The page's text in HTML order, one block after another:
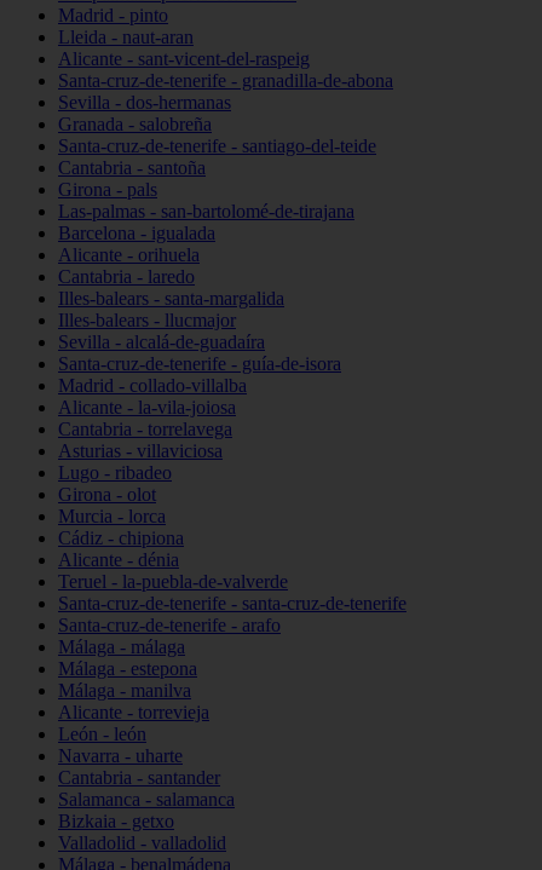
Madrid - pinto
Lleida - naut-aran
Alicante - sant-vicent-del-raspeig
Santa-cruz-de-tenerife - granadilla-de-abona
Sevilla - dos-hermanas
Granada - salobreña
Santa-cruz-de-tenerife - santiago-del-teide
Cantabria - santoña
Girona - pals
Las-palmas - san-bartolomé-de-tirajana
Barcelona - igualada
Alicante - orihuela
Cantabria - laredo
Illes-balears - santa-margalida
Illes-balears - llucmajor
Sevilla - alcalá-de-guadaíra
Santa-cruz-de-tenerife - guía-de-isora
Madrid - collado-villalba
Alicante - la-vila-joiosa
Cantabria - torrelavega
Asturias - villaviciosa
Lugo - ribadeo
Girona - olot
Murcia - lorca
Cádiz - chipiona
Alicante - dénia
Teruel - la-puebla-de-valverde
Santa-cruz-de-tenerife - santa-cruz-de-tenerife
Santa-cruz-de-tenerife - arafo
Málaga - málaga
Málaga - estepona
Málaga - manilva
Alicante - torrevieja
León - león
Navarra - uharte
Cantabria - santander
Salamanca - salamanca
Bizkaia - getxo
Valladolid - valladolid
Málaga - benalmádena